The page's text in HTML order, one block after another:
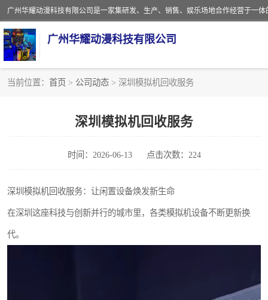
广州华耀动漫科技有限公司
当前位置： 首页 > 公司动态 > 深圳模拟机回收服务
深圳模拟机回收服务
时间：2026-06-13 点击次数：224
深圳模拟机回收服务：让闲置设备焕发新生命
在深圳这座科技与创新并行的城市里，各类模拟机设备不断更新换
代。
游戏厅回收